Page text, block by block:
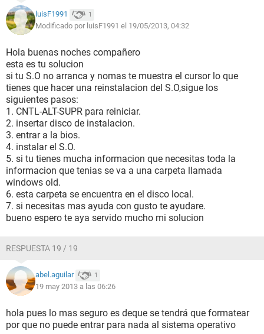
luisF1991 1
Modificado por luisF1991 el 19/05/2013, 04:32
Hola buenas noches compañero
esta es tu solucion
si tu S.O no arranca y nomas te muestra el cursor lo que
tienes que hacer una reinstalacion del S.O,sigue los
siguientes pasos:
1. CNTL-ALT-SUPR para reiniciar.
2. insertar disco de instalacion.
3. entrar a la bios.
4. instalar el S.O.
5. si tu tienes mucha informacion que necesitas toda la
informacion que tenias se va a una carpeta llamada
windows old.
6. esta carpeta se encuentra en el disco local.
7. si necesitas mas ayuda con gusto te ayudare.
bueno espero te aya servido mucho mi solucion
RESPUESTA 19 / 19
abel.aguilar 1
19 may 2013 a las 06:26
hola pues lo mas seguro es deque se tendrá que formatear
por que no puede entrar para nada al sistema operativo